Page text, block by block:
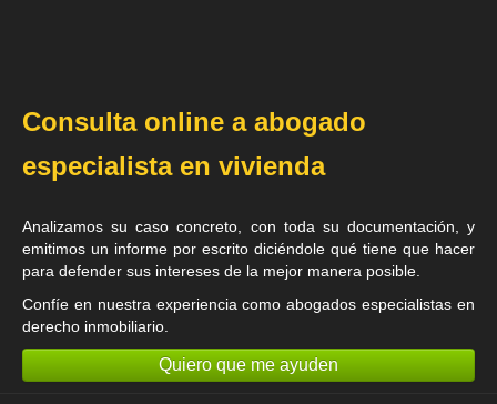
Consulta online a abogado
especialista en vivienda
Analizamos su caso concreto, con toda su documentación, y
emitimos un informe por escrito diciéndole qué tiene que hacer
para defender sus intereses de la mejor manera posible.
Confíe en nuestra experiencia comoabogados especialistas en
derecho inmobiliario
Quiero que me ayuden